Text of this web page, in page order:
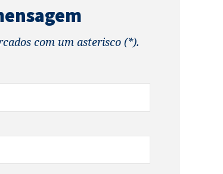
com um asterisco (*).